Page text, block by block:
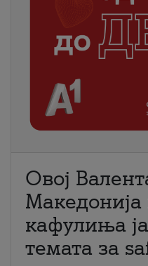
Овој
Македонија
кафулиња
темата за